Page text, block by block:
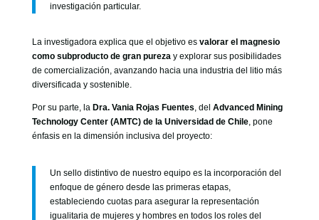
investigación particular.
La investigadora explica que el objetivo es valorar el magnesio
como subproducto de gran pureza y explorar sus posibilidades
de comercialización, avanzando hacia una industria del litio más
diversificada y sostenible.
Por su parte, la Dra. Vania Rojas Fuentes , del Advanced Mining
Technology Center (AMTC) de la Universidad de Chile, pone
énfasis en la dimensión inclusiva del proyecto:
Un sello distintivo de nuestro equipo es la incorporación del
enfoque de género desde las primeras etapas,
estableciendo cuotas para asegurar la representación
igualitaria de mujeres y hombres en todos los roles del